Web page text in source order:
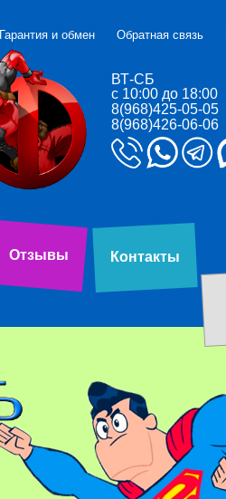
ВТ-СБ
с 10:00 до 18:00
8(968)425-05-05
8(968)426-06-06
Гарантия и обмен Обратная связь
Отзывы Контакты